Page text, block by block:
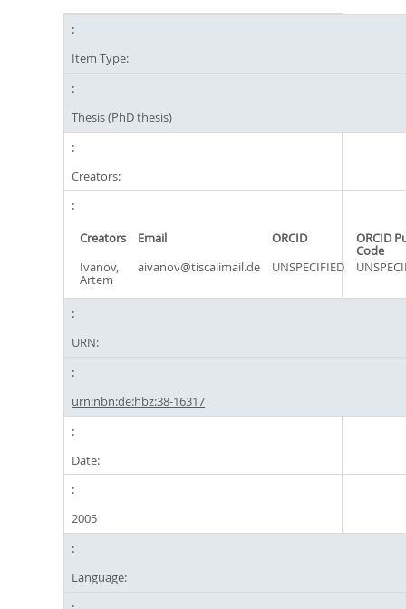
Item Type:
Thesis (PhD thesis)
Creators:
Creators Email ORCID ORCID
Code
Ivanov,
Artem
aivanov@tiscalimail.de UNSPECIFIED
URN:
urn:nbn:de:hbz:38-16317
Date:
2005
Language: